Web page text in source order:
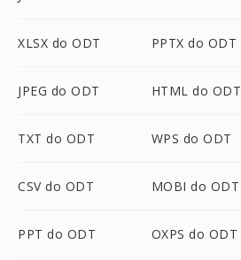
XLSX do ODT PPTX do ODT
JPEG do ODT HTML do ODT
TXT do ODT WPS do ODT
CSV do ODT MOBI do ODT
PPT do ODT OXPS do ODT